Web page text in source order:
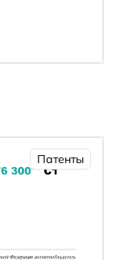
Патенты